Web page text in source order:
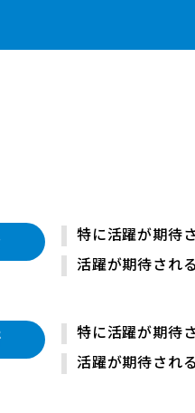
特に活躍が期待
活躍が期待され
特に活躍が期待
活躍が期待され